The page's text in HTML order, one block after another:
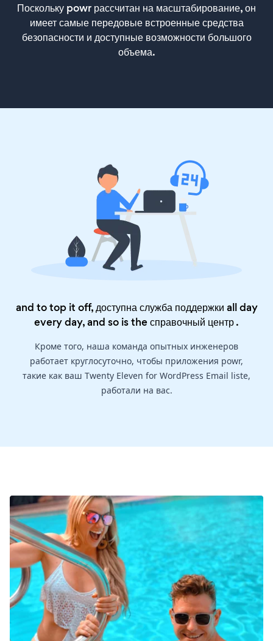
Поскольку powr рассчитан на масштабирование, он
имеет самые передовые встроенные средства
безопасности и доступные возможности большого
объема.
and to top it off, доступна служба поддержки all day
every day, and so is theсправочный центр.
Кроме того, наша команда опытных инженеров
работает круглосуточно, чтобы приложения powr,
такие как ваш Twenty Eleven for WordPress Email liste,
работали на вас.